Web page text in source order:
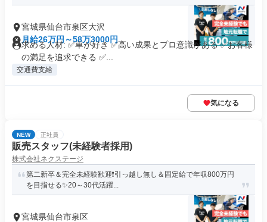
宮城県仙台市泉区大沢
月給26万円～58万3000円
求める人材: ✅車が好き ✅高い成果とプロ意識がある ✅お客様
の満足を追求できる ✅...
交通費支給
気になる
NEW 正社員
販売スタッフ(未経験者採用)
株式会社ネクステージ
第二新卒＆完全未経験歓迎❗引っ越し無し＆固定給で年収800万円
を目指せる✨20～30代活躍...
宮城県仙台市泉区